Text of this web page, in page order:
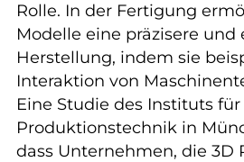
Rolle. In der Fertigung
Modelle eine präzisere und
Herstellung, indem sie
Interaktion von
Eine Studie des Instituts für
Produktionstechnik in
dass Unternehmen, die 3D